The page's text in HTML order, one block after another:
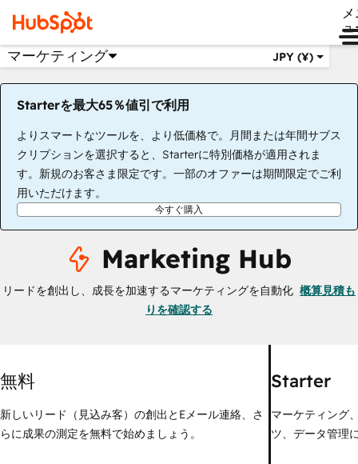
ュ
マーケティング JPY (¥)
Starterを最大65％値引で利用
よりスマートなツールを、より低価格で。月間または年間サブス
クリプションを選択すると、Starterに特別価格が適用されま
す。新規のお客さま限定です。一部のオファーは期間限定でご利
用いただけます。
今すぐ購入
Marketing Hub
リードを創出し、成長を加速するマーケティングを自動化 概算見積も
りを確認する
無料
新しいリード（見込み客）の創出とEメール連絡、さ
らに成果の測定を無料で始めましょう。
Starter
マーケティング
ツ、データ管理